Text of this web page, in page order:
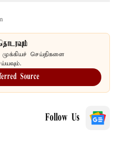
செய்திகளை
Source
Follow Us